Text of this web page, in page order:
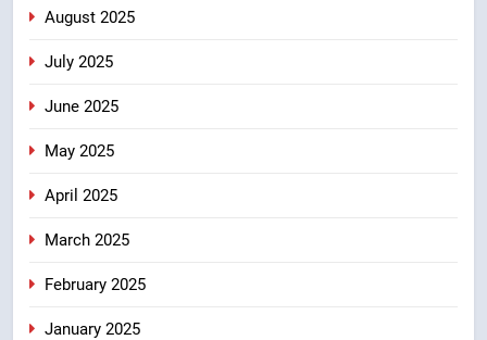
August 2025
July 2025
June 2025
May 2025
April 2025
March 2025
February 2025
January 2025